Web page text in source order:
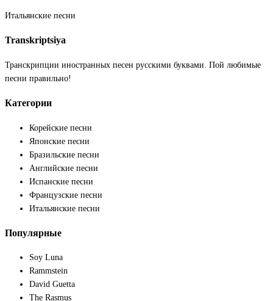
Итальянские песни
Transkriptsiya
Транскрипции иностранных песен русскими буквами. Пой любимые
песни правильно!
Категории
Корейские песни
Японские песни
Бразильские песни
Английские песни
Испанские песни
Французские песни
Итальянские песни
Популярные
Soy Luna
Rammstein
David Guetta
The Rasmus